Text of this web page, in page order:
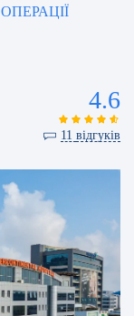
4.6
11 відгуків